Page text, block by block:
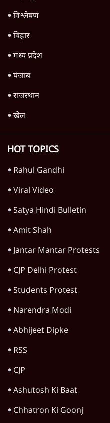
विश्लेषण
बिहार
मध्य प्रदेश
पंजाब
राजस्थान
खेल
HOT TOPICS
Rahul Gandhi
Viral Video
Satya Hindi Bulletin
Amit Shah
Jantar Mantar Protests
CJP Delhi Protest
Students Protest
Narendra Modi
Abhijeet Dipke
RSS
CJP
Ashutosh Ki Baat
Chhatron Ki Goonj